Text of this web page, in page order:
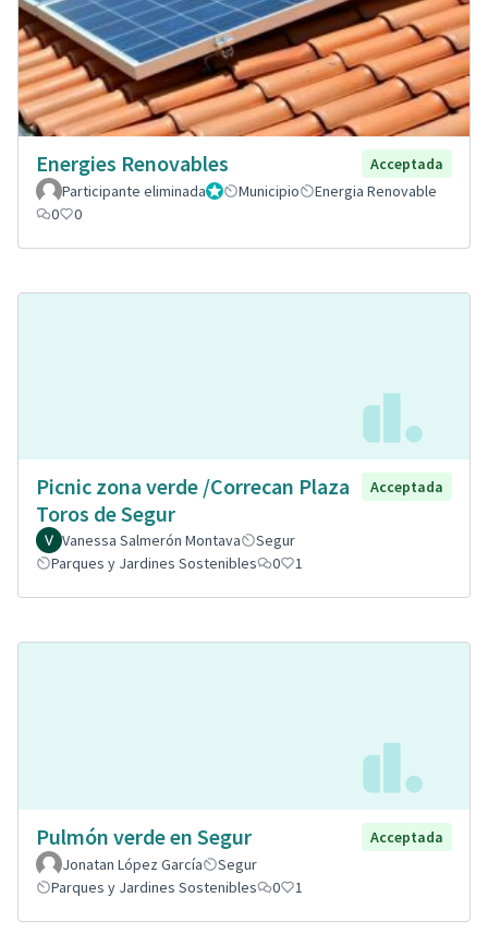
Energies Renovables
Acceptada
Participante eliminadaAdministrador
Municipio
Energia Renovable
0
0
Picnic zona verde /Correcan Plaza
Toros de Segur
Acceptada
Vanessa Salmerón Montava
Segur
Parques y Jardines Sostenibles
0 1
Pulmón verde en Segur
Acceptada
Jonatan López García
Segur
Parques y Jardines Sostenibles
0 1